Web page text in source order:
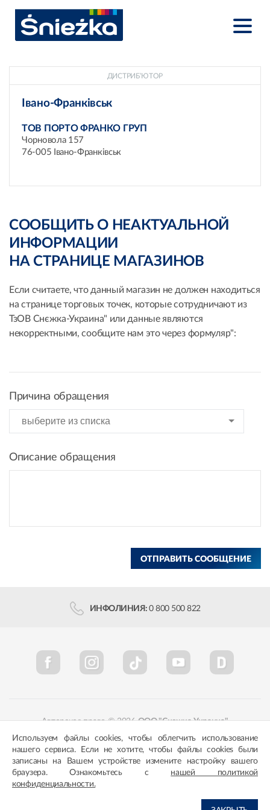
ДИСТРИБ’ЮТОР
Івано-Франківськ
ТОВ ПОРТО ФРАНКО ГРУП
Чорновола 157
76-005 Івано-Франківськ
СООБЩИТЬ О НЕАКТУАЛЬНОЙ
ИНФОРМАЦИИ
НА СТРАНИЦЕ МАГАЗИНОВ
Если считаете, что данный магазин не должен находиться
на странице торговых точек, которые сотрудничают из
ТзОВ Снєжка-Украина" или данные являются
некорректными, сообщите нам это через формуляр":
Причина обращения
Описание обращения
ОТПРАВИТЬ СООБЩЕНИЕ
ИНФОЛИНИЯ: 0 800 500 822
Авторское право © 2026ООО "Снежка-Украина"
Политика конфиденциальности Соответствие цветов
Используем файлы cookies, чтобы облегчить использование
нашего сервиса. Если не хотите, чтобы файлы cookies были
записаны на Вашем устройстве измените настройку вашего
браузера. Ознакомьтесь с нашей политикой
конфиденциальности.